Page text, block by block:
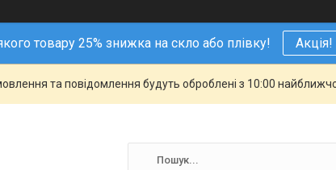
товару 25% знижка на скло або плівку! Акція!
та повідомлення будуть оброблені з 10:00